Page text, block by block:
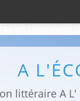
A
littéraire A L'